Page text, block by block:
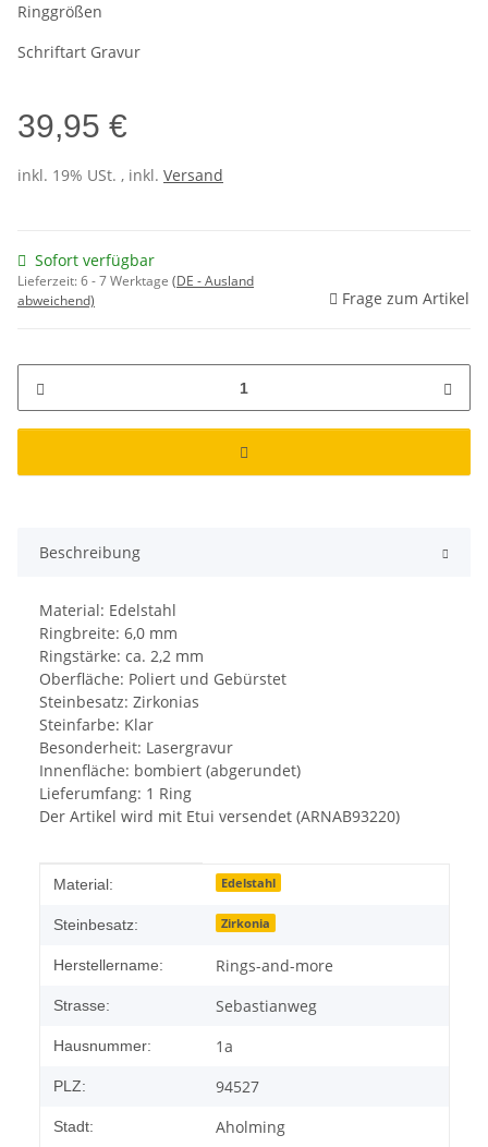
Ringgrößen
Schriftart Gravur
39,95 €
inkl. 19% USt. , inkl. Versand
Sofort verfügbar
Lieferzeit:6 - 7 Werktage (DE - Ausland
abweichend)
Frage zum Artikel
Beschreibung
Material: Edelstahl
Ringbreite: 6,0 mm
Ringstärke: ca. 2,2 mm
Oberfläche: Poliert und Gebürstet
Steinbesatz: Zirkonias
Steinfarbe: Klar
Besonderheit: Lasergravur
Innenfläche: bombiert (abgerundet)
Lieferumfang: 1 Ring
Der Artikel wird mit Etui versendet (ARNAB93220)
Produkteigenschaft
Wert
Material: Edelstahl
Steinbesatz: Zirkonia
Herstellername: Rings-and-more
Strasse: Sebastianweg
Hausnummer: 1a
PLZ: 94527
Stadt: Aholming